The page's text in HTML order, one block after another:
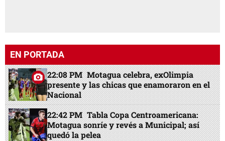
EN PORTADA
22:08 PM Motagua celebra, exOlimpia
presente y las chicas que enamoraron en el
Nacional
22:42 PM Tabla Copa Centroamericana:
Motagua sonríe y revés a Municipal; así
quedó la pelea